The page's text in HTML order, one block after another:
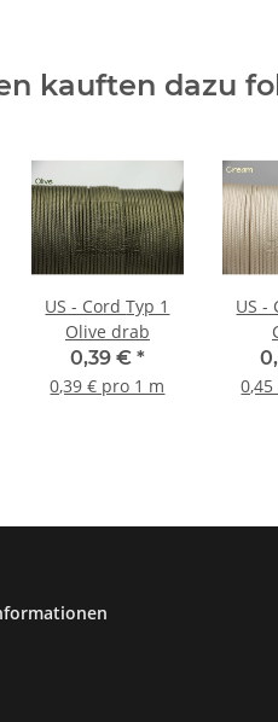
kauften dazu
US - Cord Typ 1
Olive drab
0,39 € *
0,39 € pro 1 m
US -